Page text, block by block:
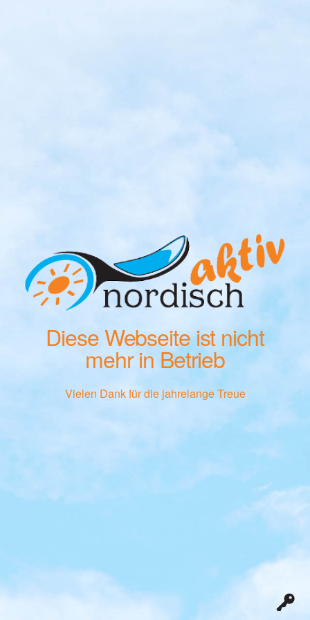
Diese Webseite ist nicht
mehr in Betrieb
Vielen Dank für die jahrelange Treue